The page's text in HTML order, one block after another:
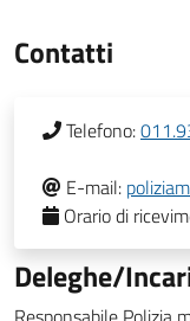
Contatti
Telefono:
E-mail:
Orario di
Deleghe/